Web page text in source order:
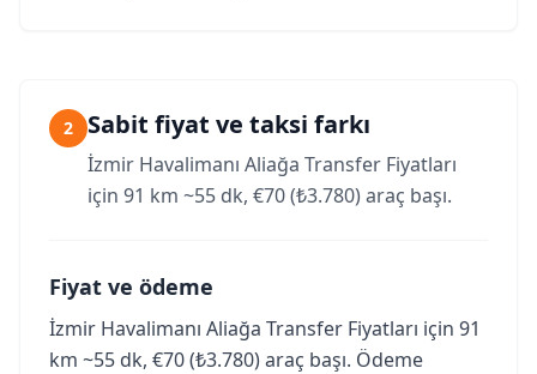
2 Sabit fiyat ve taksi farkı
İzmir Havalimanı Aliağa Transfer Fiyatları
için 91 km ~55 dk, €70 (₺3.780) araç başı.
Fiyat ve ödeme
İzmir Havalimanı Aliağa Transfer Fiyatları için 91
km ~55 dk, €70 (₺3.780) araç başı. Ödeme